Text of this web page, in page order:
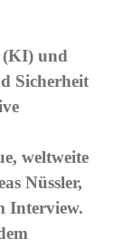
(KI) und
Sicherheit
weltweite
Nüssler,
Interview.